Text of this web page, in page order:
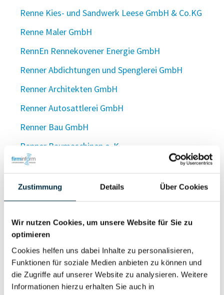
Zustimmung Details Über Cookies
Wir nutzen Cookies, um unsere Website für Sie zu
optimieren
Cookies helfen uns dabei Inhalte zu personalisieren,
Funktionen für soziale Medien anbieten zu können und
die Zugriffe auf unserer Website zu analysieren. Weitere
Informationen hierzu erhalten Sie auch in
Renne Kies- und Sandwerk Leese GmbH & Co.KG
Renne Maler GmbH
RennEn Rennekovener Energie GmbH
Renner Abdichtungen und Spenglerei GmbH
Renner Architekten GmbH
Renner Autosattlerei GmbH
Renner Bau GmbH
Renner Baumaschinen e. K.
Renner-Bau- und Vermietungsgesellschaft mit
Renner Berlin Holding UG (haftungesbeschränkt)
Renner Berlin Verwaltungsgesellschaft mbH
Renner Beteiligungs-GmbH
Renner Beteiligungs GmbH
Renner Beteiligungs GmbH